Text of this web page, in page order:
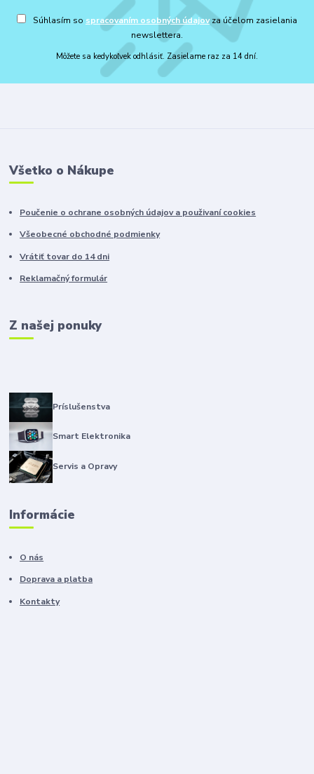
Súhlasím so spracovaním osobných údajovza účelom zasielania
newslettera.
Môžete sa kedykoľvek odhlásiť. Zasielame raz za 14 dní.
Všetko o Nákupe
Poučenie o ochrane osobných údajov a použivaní cookies
Všeobecné obchodné podmienky
Vrátiť tovar do 14 dni
Reklamačný formulár
Z našej ponuky
Príslušenstva
Smart Elektronika
Servis a Opravy
Informácie
O nás
Doprava a platba
Kontakty